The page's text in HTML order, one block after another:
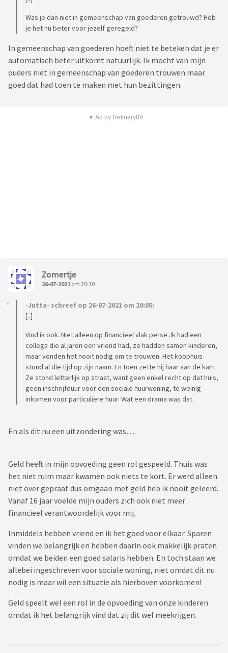
Was je dan niet in gemeenschap van goederen getrouwd? Heb
je het nu beter voor jezelf geregeld?
In gemeenschap van goederen hoeft niet te beteken dat je er
automatisch beter uitkomt natuurlijk. Ik mocht van mijn
ouders niet in gemeenschap van goederen trouwen maar
goed dat had toen te maken met hun bezittingen.
▼ Ad by Refinery89
Zomertje
26-07-2021 om 20:30
-Jutta- schreef op 26-07-2021 om 20:05:
[..]
Vind ik ook. Niet alleen op financieel vlak perse. Ik had een
collega die al jaren een vriend had, ze hadden samen kinderen,
maar vonden het nooit nodig om te trouwen. Het koophuis
stond al die tijd op zijn naam. En toen zette hij haar aan de kant.
Ze stond letterlijk op straat, want geen enkel recht op dat huis,
geen inschrijfduur voor een sociale huurwoning, te weinig
inkomen voor particuliere huur. Wat een drama was dat.
En als dit nu een uitzondering was….
Geld heeft in mijn opvoeding geen rol gespeeld. Thuis was
het niet ruim maar kwamen ook niets te kort. Er werd alleen
niet over gepraat dus omgaan met geld heb ik nooit geleerd.
Vanaf 16 jaar voelde mijn ouders zich ook niet meer
financieel verantwoordelijk voor mij.
Inmiddels hebben vriend en ik het goed voor elkaar. Sparen
vinden we belangrijk en hebben daarin ook makkelijk praten
omdat we beiden een goed salaris hebben. En toch staan we
allebei ingeschreven voor sociale woning, niet omdat dit nu
nodig is maar wil een situatie als hierboven voorkomen!
Geld speelt wel een rol in de opvoeding van onze kinderen
omdat ik het belangrijk vind dat zij dit wel meekrijgen.